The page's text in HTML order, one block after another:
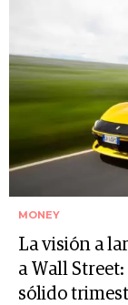
MONEY
La visión a
a Wall
sólido